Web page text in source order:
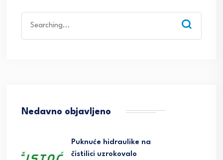
for:
Nedavno objavljeno
Puknuće hidraulike na
čistilici uzrokovalo